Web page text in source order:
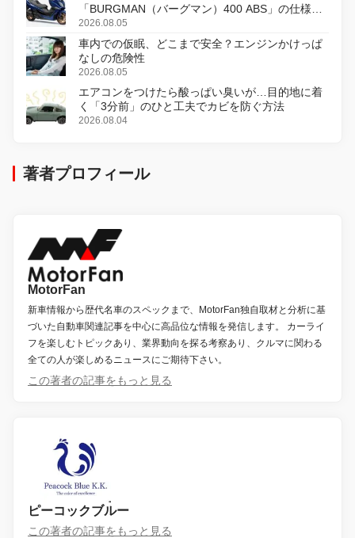
「BURGMAN（バーグマン）400 ABS」の仕様を
変更し、8月18日に発売
2026.08.05
車内での仮眠、どこまで安全？エンジンかけっぱ
なしの危険性
2026.08.05
エアコンをつけたら酸っぱい臭いが…目的地に着
く「3分前」のひと工夫でカビを防ぐ方法
2026.08.04
著者プロフィール
MotorFan
新車情報から歴代名車のスペックまで、MotorFan独自取材と分析に基
づいた自動車関連記事を中心に高品位な情報を発信します。 カーライ
フを楽しむトピックあり、業界動向を探る考察あり、クルマに関わる
全ての人が楽しめるニュースにご期待下さい。
この著者の記事をもっと見る
ピーコックブルー
この著者の記事をもっと見る